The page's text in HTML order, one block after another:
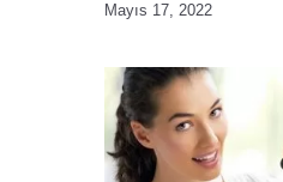
Mayıs 17, 2022